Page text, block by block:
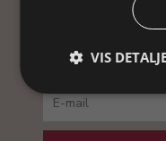
du
VIS